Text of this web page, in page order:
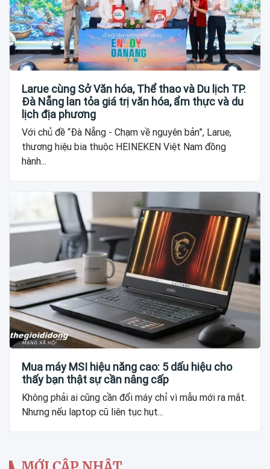
Larue cùng Sở Văn hóa, Thể thao và Du lịch TP.
Đà Nẵng lan tỏa giá trị văn hóa, ẩm thực và du
lịch địa phương
Với chủ đề “Đà Nẵng - Chạm về nguyên bản”, Larue,
thương hiệu bia thuộc HEINEKEN Việt Nam đồng
hành...
Mua máy MSI hiệu năng cao: 5 dấu hiệu cho
thấy bạn thật sự cần nâng cấp
Không phải ai cũng cần đổi máy chỉ vì mẫu mới ra mắt.
Nhưng nếu laptop cũ liên tục hụt...